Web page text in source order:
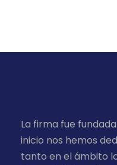
La firma fue
inicio nos hemos
tanto en el ámbito